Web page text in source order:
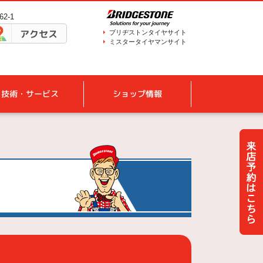
1
アクセス
ブリヂストンタイヤサイト
ミスタータイヤマンサイト
技術・サービス ショップ情報